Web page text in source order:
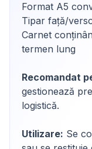
Format A5
Tipar față/
Carnet
termen lung
Recomandat
gestionează
logistică.
Utilizare: Se